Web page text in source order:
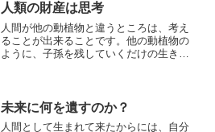
人類の財産は思考
人間が他の動植物と違うところは、考え
ることが出来ることです。他の動植物の
ように、子孫を残していくだけの生き物
す。思考、考えることは、...
未来に何を遺すのか？
人間として生まれて来たからには、自分